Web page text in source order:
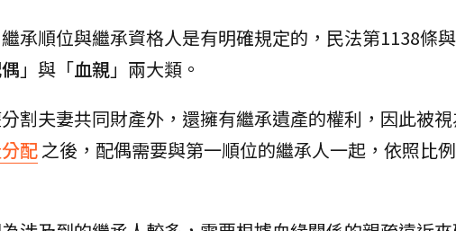
承順位與繼承資格人是有明確規定的，民法第1138條
」與「血親」兩大類。
割夫妻共同財產外，還擁有繼承遺產的權利，因此被
配之後，配偶需要與第一順位的繼承人一起，依照比